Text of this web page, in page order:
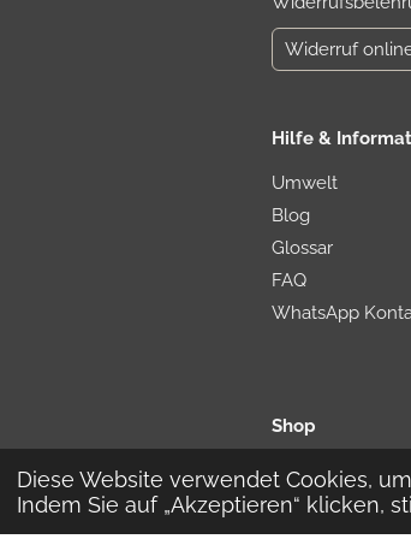
Diese Website verwendet Cookies,
Indem Sie auf „Akzeptieren“ klicken,
Widerruf
Hilfe &
Umwelt
Blog
Glossar
FAQ
WhatsApp
Shop
Timber-Me-Shop
Etsy-Shop